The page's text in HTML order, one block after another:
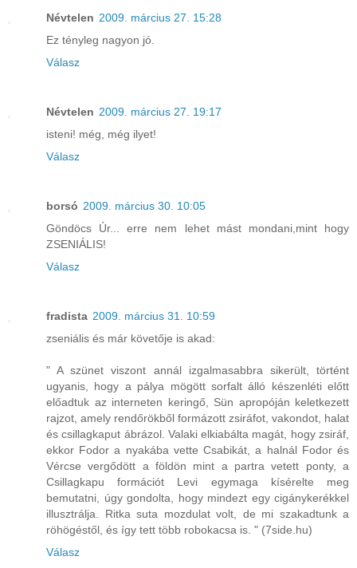
Névtelen 2009. március 27. 15:28
Ez tényleg nagyon jó.
Válasz
Névtelen 2009. március 27. 19:17
isteni! még, még ilyet!
Válasz
borsó 2009. március 30. 10:05
Göndöcs Úr... erre nem lehet mást mondani,mint hogy
ZSENIÁLIS!
Válasz
fradista 2009. március 31. 10:59
zseniális és már követője is akad:
" A szünet viszont annál izgalmasabbra sikerült, történt
ugyanis, hogy a pálya mögött sorfalt álló készenléti előtt
előadtuk az interneten keringő, Sün apropóján keletkezett
rajzot, amely rendőrökből formázott zsiráfot, vakondot, halat
és csillagkaput ábrázol. Valaki elkiabálta magát, hogy zsiráf,
ekkor Fodor a nyakába vette Csabikát, a halnál Fodor és
Vércse vergődött a földön mint a partra vetett ponty, a
Csillagkapu formációt Levi egymaga kísérelte meg
bemutatni, úgy gondolta, hogy mindezt egy cigánykerékkel
illusztrálja. Ritka suta mozdulat volt, de mi szakadtunk a
röhögéstől, és így tett több robokacsa is. " (7side.hu)
Válasz